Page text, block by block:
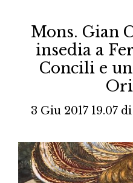
Mons. Gian
insedia a
Concili e
3 Giu 2017 19.07 di